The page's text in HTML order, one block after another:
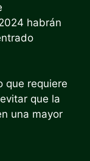
habrán
que requiere
que la
una mayor